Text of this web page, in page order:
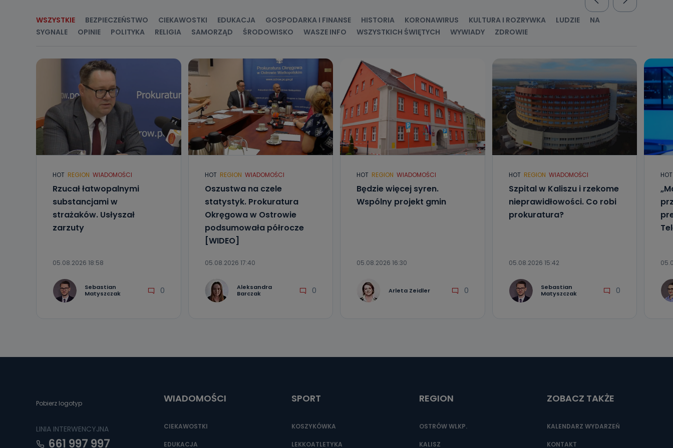
źródeł publicznie dostępnych, w szczególności: imię i nazwisko, adres e-mail, telefon kontaktowy,
adres korespondencyjny. Odbiorcą Pastwa danych osobowych są pracownicy i współpracownicy
oraz partnerzy wspomagający administratora w jego biznesowej działalności.
Można to zrobić pod numerem telefonu 62 735-51-05 lub e-mailowo pod adresem:
poczta@tvproart.pl
WSZYSTKIE BEZPIECZEŃSTWO CIEKAWOSTKI EDUKACJA GOSPODARKA I FINANSE HISTORIA KORONAWIRUS KULTURA I ROZRYWKA LUDZIE
NA
SYGNALE
OPINIE POLITYKA RELIGIA SAMORZĄD ŚRODOWISKO WASZE INFO WSZYSTKICH ŚWIĘTYCH WYWIADY ZDROWIE
HOT REGION WIADOMOŚCI
Rzucał łatwopalnymi
substancjami w
strażaków. Usłyszał
zarzuty
05.08.2026 18:58
Sebastian
Matyszczak
0
HOT REGION WIADOMOŚCI
Oszustwa na czele
statystyk. Prokuratura
Okręgowa w Ostrowie
podsumowała półrocze
[WIDEO]
05.08.2026 17:40
Aleksandra
Barczak
0
HOT REGION WIADOMOŚCI
Będzie więcej syren.
Wspólny projekt gmin
05.08.2026 16:30
Arleta Zeidler 0
HOT REGION WIADOMOŚCI
Szpital w Kaliszu i rzekome
nieprawidłowości. Co robi
prokuratura?
05.08.2026 15:42
Sebastian
Matyszczak
0
HOT
Pobierz logotyp
LINIA INTERWENCYJNA
661 997 997
WIADOMOŚCI
CIEKAWOSTKI
EDUKACJA
SPORT
KOSZYKÓWKA
LEKKOATLETYKA
REGION
OSTRÓW WLKP.
KALISZ
ZOBACZ TAKŻE
KALENDARZ WYDARZEŃ
KONTAKT